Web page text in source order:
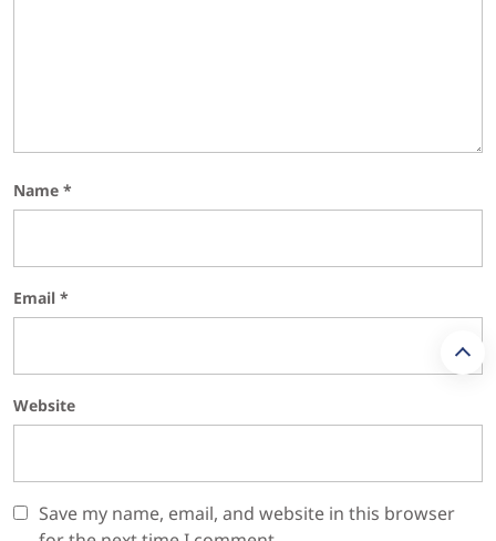
Name *
Email *
Website
Save my name, email, and website in this browser